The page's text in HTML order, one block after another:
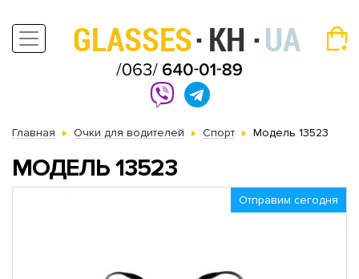
Главная Очки для водителей Спорт Модель 13523
МОДЕЛЬ 13523
Отправим сегодня